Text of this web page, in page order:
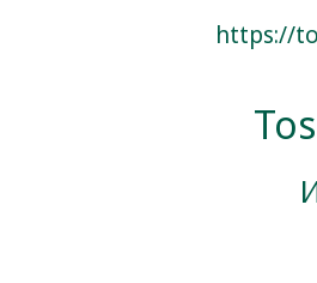
https://